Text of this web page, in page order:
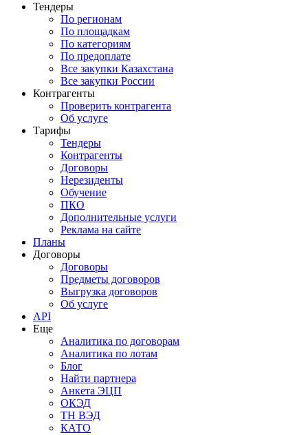
Тендеры
По регионам
По площадкам
По категориям
По предоплате
Все закупки Казахстана
Все закупки России
Контрагенты
Проверить контрагента
Об услуге
Тарифы
Тендеры
Контрагенты
Договоры
Нерезиденты
Обучение
ПКО
Дополнительные услуги
Реклама на сайте
Планы
Договоры
Договоры
Предметы договоров
Выгрузка договоров
Об услуге
API
Еще
Аналитика по договорам
Аналитика по лотам
Блог
Найти партнера
Анкета ЭЦП
ОКЭД
ТН ВЭД
КАТО